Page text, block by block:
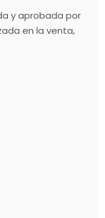
y aprobada por
en la venta,